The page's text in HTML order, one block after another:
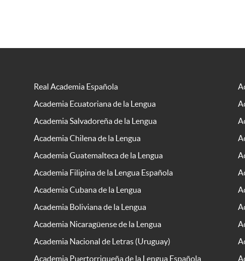
Real Academia Española
Academia Ecuatoriana de la Lengua
Academia Salvadoreña de la Lengua
Academia Chilena de la Lengua
Academia Guatemalteca de la Lengua
Academia Filipina de la Lengua Española
Academia Cubana de la Lengua
Academia Boliviana de la Lengua
Academia Nicaragüense de la Lengua
Academia Nacional de Letras (Uruguay)
Academia Puertorriqueña de la Lengua Española